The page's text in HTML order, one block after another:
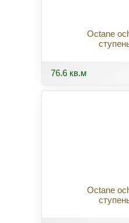
Octane
76.6 кв.м
Octane